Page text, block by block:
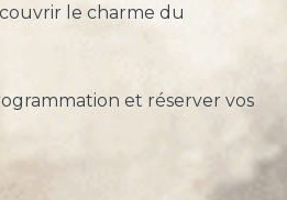
le charme du
et réserver vos